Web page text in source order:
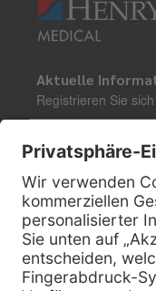
Aktuelle
Registrieren Sie
Kontakt
Henry Schein
Schönbrunner
A-1120 Wien